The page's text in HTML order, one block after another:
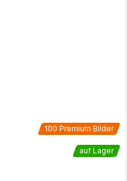
100 Premium Bilder
auf Lager